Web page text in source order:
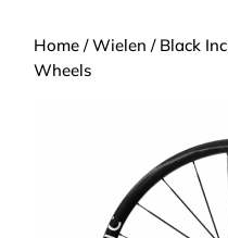
Home /Wielen / Black Inc
Wheels